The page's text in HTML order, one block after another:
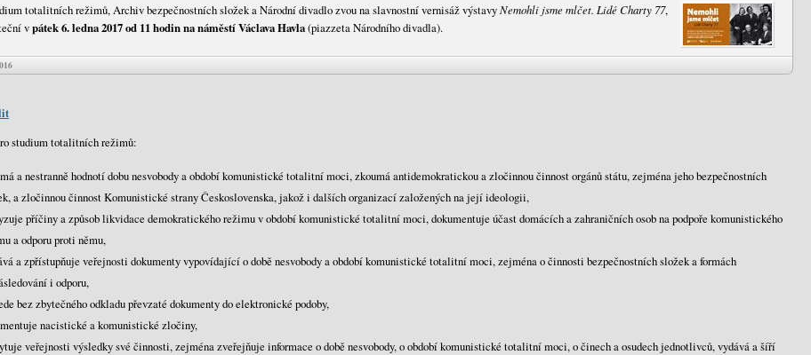
totalitních režimů, Archiv bezpečnostních složek a Národní divadlo zvou na slavnostní vernisáž výstavyNemohli jsme mlčet. Lidé Charty 77,
vpátek 6. ledna 2017 od 11 hodin na náměstí Václava Havla(piazzeta Národního divadla).
studium totalitních režimů:
a nestranně hodnotí dobu nesvobody a období komunistické totalitní moci, zkoumá antidemokratickou a zločinnou činnost orgánů státu, zejména jeho bezpečnostních
a zločinnou činnost Komunistické strany Československa, jakož i dalších organizací založených na její ideologii,
příčiny a způsob likvidace demokratického režimu v období komunistické totalitní moci, dokumentuje účast domácích a zahraničních osob na podpoře komunistického
a odporu proti němu,
a zpřístupňuje veřejnosti dokumenty vypovídající o době nesvobody a období komunistické totalitní moci, zejména o činnosti bezpečnostních složek a formách
i odporu,
bez zbytečného odkladu převzaté dokumenty do elektronické podoby,
nacistické a komunistické zločiny,
veřejnosti výsledky své činnosti, zejména zveřejňuje informace o době nesvobody, o období komunistické totalitní moci, o činech a osudech jednotlivců, vydává a šíří